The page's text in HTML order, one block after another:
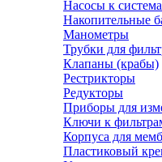
Насосы к
Накопительные
Манометры
Трубки для
Клапаны (крабы)
Рестрикторы
Редукторы
Приборы для
Ключи к
Корпуса для
Пластиковый